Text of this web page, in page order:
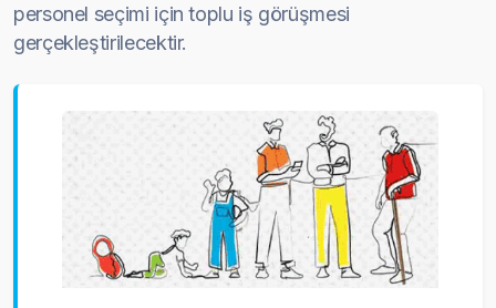
personel seçimi için toplu iş görüşmesi
gerçekleştirilecektir.